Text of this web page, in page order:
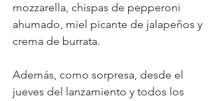
mozzarella, chispas de pepperoni
ahumado, miel picante de jalapeños y
crema de burrata.
Además, como sorpresa, desde el
jueves del lanzamiento y todos los